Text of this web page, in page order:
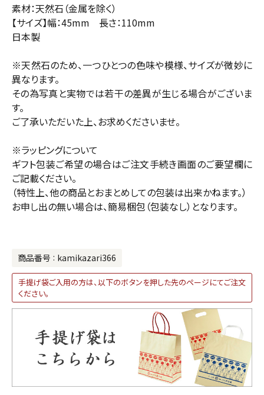
素材：天然石（金属を除く）
【サイズ】幅：45mm 長さ：110mm
日本製
※天然石のため、一つひとつの色味や模様、サイズが微妙に
異なります。
その為写真と実物では若干の差異が生じる場合がございま
す。
ご了承いただいた上、お求めくださいませ。
※ラッピングについて
ギフト包装ご希望の場合はご注文手続き画面のご要望欄に
ご記載ください。
（特性上、他の商品とおまとめしての包装は出来かねます。）
お申し出の無い場合は、簡易梱包（包装なし）となります。
商品番号 kamikazari366
手提げ袋ご入用の方は、以下のボタンを押した先のページにてご注文
ください。